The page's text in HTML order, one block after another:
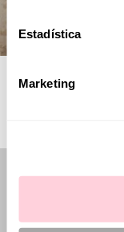
Estadística
Marketing